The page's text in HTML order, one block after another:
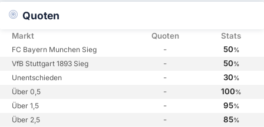
Quoten
Markt Quoten Stats
FC Bayern Munchen Sieg - 50%
VfB Stuttgart 1893 Sieg - 50%
Unentschieden - 30%
Über 0,5 - 100%
Über 1,5 - 95%
Über 2,5 - 85%